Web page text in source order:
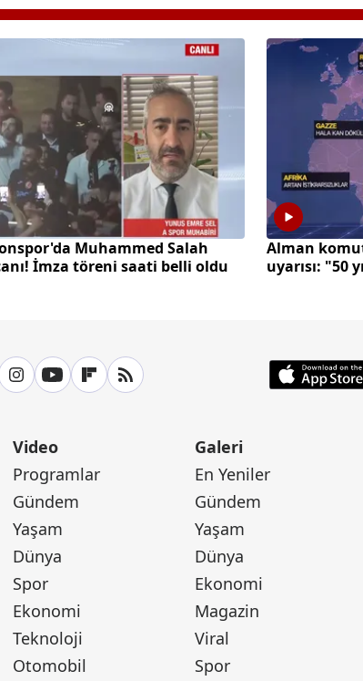
Muhammed Salah
İmza töreni saati belli oldu
Alman
uyarısı: "50
Video
Programlar
Gündem
Yaşam
Dünya
Spor
Ekonomi
Teknoloji
Otomobil
Galeri
En Yeniler
Gündem
Yaşam
Dünya
Ekonomi
Magazin
Viral
Spor